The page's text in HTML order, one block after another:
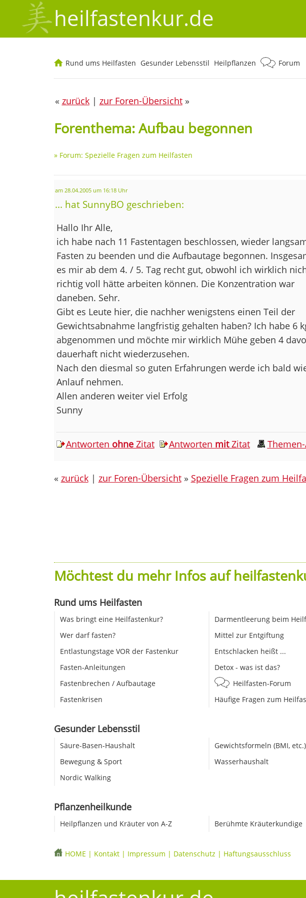
heilfastenkur.de
Rund ums Heilfasten Gesunder Lebensstil Heilpflanzen Forum
« zurück| zur Foren-Übersicht»
Forenthema: Aufbau begonnen
» Forum: Spezielle Fragen zum Heilfasten
am 28.04.2005 um 16:18 Uhr
... hat SunnyBO geschrieben:
Hallo Ihr Alle,
ich habe nach 11 Fastentagen beschlossen, wieder
Fasten zu beenden und die Aufbautage begonnen.
es mir ab dem 4. / 5. Tag recht gut, obwohl ich wirklich
richtig voll hätte arbeiten können. Die Konzentration war
daneben. Sehr.
Gibt es Leute hier, die nachher wenigstens einen Teil der
Gewichtsabnahme langfristig gehalten haben? Ich habe 6
abgenommen und möchte mir wirklich Mühe geben 4
dauerhaft nicht wiederzusehen.
Nach den diesmal so guten Erfahrungen werde ich bald
Anlauf nehmen.
Allen anderen weiter viel Erfolg
Sunny
Antworten ohneZitat Antworten mitZitat
« zurück| zur Foren-Übersicht» Spezielle Fragen zum
Möchtest du mehr Infos auf
Rund ums Heilfasten
Was bringt eine Heilfastenkur?
Wer darf fasten?
Entlastungstage VOR der Fastenkur
Fasten-Anleitungen
Fastenbrechen / Aufbautage
Fastenkrisen
Darmentleerung beim
Mittel zur Entgiftung
Entschlacken heißt ...
Detox - was ist das?
Heilfasten-Forum
Häufige Fragen zum
Gesunder Lebensstil
Säure-Basen-Haushalt
Bewegung & Sport
Nordic Walking
Gewichtsformeln (BMI, etc.)
Wasserhaushalt
Pflanzenheilkunde
Heilpflanzen und Kräuter von A-Z Berühmte Kräuterkundige
HOME | Kontakt| Impressum | Datenschutz | Haftungsausschluss